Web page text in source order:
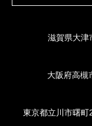
滋賀県大津
大阪府高槻
東京都立川市曙